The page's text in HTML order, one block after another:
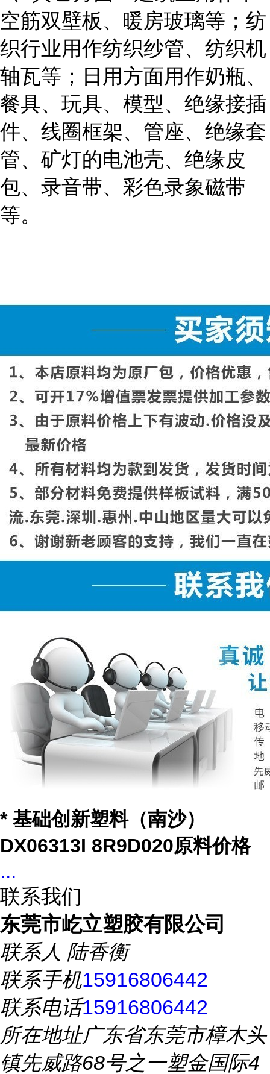
空筋双壁板、暖房玻璃等；纺
织行业用作纺织纱管、纺织机
轴瓦等；日用方面用作奶瓶、
餐具、玩具、模型、绝缘接插
件、线圈框架、管座、绝缘套
管、矿灯的电池壳、绝缘皮
包、录音带、彩色录象磁带
等。
* 基础创新塑料（南沙）
DX06313I 8R9D020原料价格
...
联系我们
东莞市屹立塑胶有限公司
联系人 陆香衡
联系手机15916806442
联系电话15916806442
所在地址广东省东莞市樟木头
镇先威路68号之一塑金国际4